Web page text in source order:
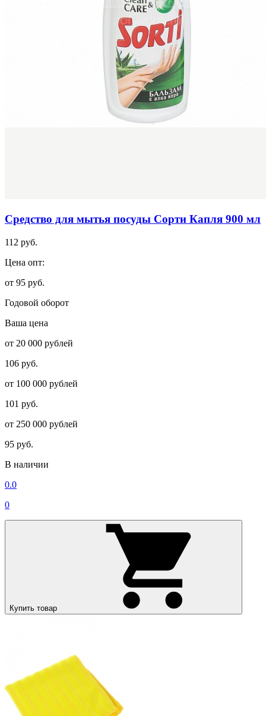
Средство для мытья посуды Сорти Капля 900 мл
112 руб.
Цена опт:
от 95 руб.
Годовой оборот
Ваша цена
от 20 000 рублей
106 руб.
от 100 000 рублей
101 руб.
от 250 000 рублей
95 руб.
В наличии
0.0
0
Купить товар